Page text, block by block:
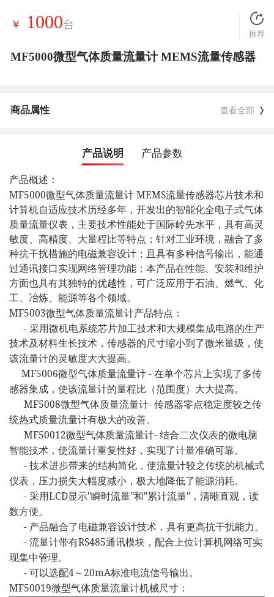
￥ 1000台
推荐
MF5000微型气体质量流量计 MEMS流量传感器
商品属性 查看全部
产品说明 产品参数
产品概述：
MF5000微型气体质量流量计MEMS流量传感器芯片技术和
计算机自适应技术历经多年，开发出的智能化全电子式气体
质量流量仪表，主要技术性能处于国际岭先水平，具有高灵
敏度、高精度、大量程比等特点；针对工业环境，融合了多
种抗干扰措施的电磁兼容设计；且具有多种信号输出，能通
过通讯接口实现网络管理功能；本产品在性能、安装和维护
方面也具有其独特的优越性，可广泛应用于石油、燃气、化
工、冶炼、能源等各个领域。
MF5003微型气体质量流量计产品特点：
- 采用微机电系统芯片加工技术和大规模集成电路的生产
技术及材料生长技术，传感器的尺寸缩小到了微米量级，使
该流量计的灵敏度大大提高。
MF5006微型气体质量流量计- 在单个芯片上实现了多传
感器集成，使该流量计的量程比（范围度）大大提高。
MF5008微型气体质量流量计- 传感器零点稳定度较之传
统热式质量流量计有极大的改善。
MF50012微型气体质量流量计- 结合二次仪表的微电脑
智能技术，使流量计重复性好，实现了计量准确可靠。
- 技术进步带来的结构简化，使流量计较之传统的机械式
仪表，压力损失大幅度减小，极大地降低了能源消耗。
- 采用LCD显示"瞬时流量"和"累计流量"，清晰直观，读
数方便。
- 产品融合了电磁兼容设计技术，具有更高抗干扰能力。
- 流量计带有RS485通讯模块，配合上位计算机网络可实
现集中管理。
- 可以选配4～ 20mA标准电流信号输出。
MF50019微型气体质量流量计机械尺寸：